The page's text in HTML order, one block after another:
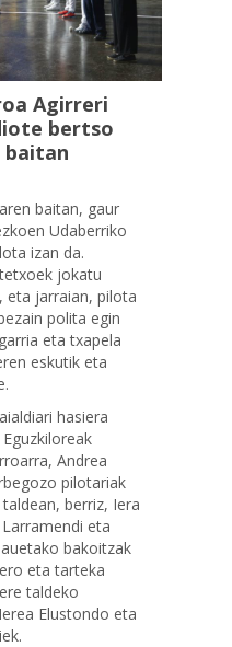
Agirreri
bertso
baitan
baitan, gaur
Udaberriko
izan da.
jokatu
eta jarraian, pilota
polita egin
eta txapela
eskutik eta
hasiera
Andrea
pilotariak
berriz, Iera
eta
bakoitzak
eta tarteka
taldeko
Elustondo eta